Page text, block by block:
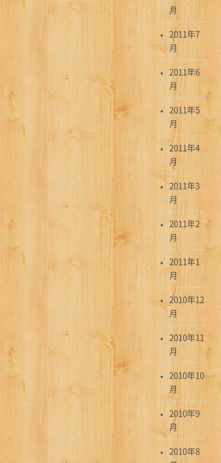
月
2011年7
月
2011年6
月
2011年5
月
2011年4
月
2011年3
月
2011年2
月
2011年1
月
2010年12
月
2010年11
月
2010年10
月
2010年9
月
2010年8